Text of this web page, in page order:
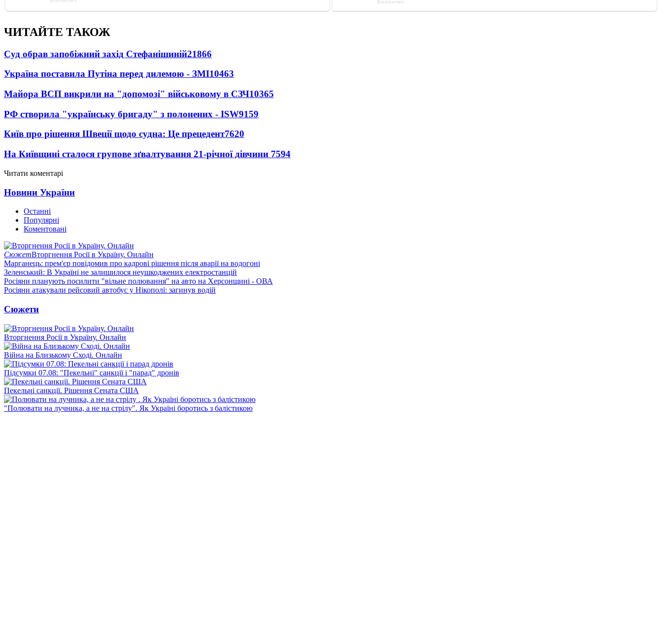
ЧИТАЙТЕ ТАКОЖ
Суд обрав запобіжний захід Стефанішиній21866
Україна поставила Путіна перед дилемою - ЗМІ10463
Майора ВСП викрили на "допомозі" військовому в СЗЧ10365
РФ створила "українську бригаду" з полонених - ISW9159
Київ про рішення Швеції щодо судна: Це прецедент7620
На Київщині сталося групове зґвалтування 21-річної дівчини 7594
Читати коментарі
Новини України
Останні
Популярні
Коментовані
СюжетВторгнення Росії в Україну. Онлайн
Марганець: прем'єр повідомив про кадрові рішення після аварії на водогоні
Зеленський: В Україні не залишилося неушкоджених електростанцій
Росіяни планують посилити "вільне полювання" на авто на Херсонщині - ОВА
Росіяни атакували рейсовий автобус у Нікополі: загинув водій
Сюжети
Вторгнення Росії в Україну. Онлайн
Війна на Близькому Сході. Онлайн
Підсумки 07.08: "Пекельні" санкції і "парад" дронів
Пекельні санкції. Рішення Сената США
"Полювати на лучника, а не на стрілу". Як Україні боротись з балістикою